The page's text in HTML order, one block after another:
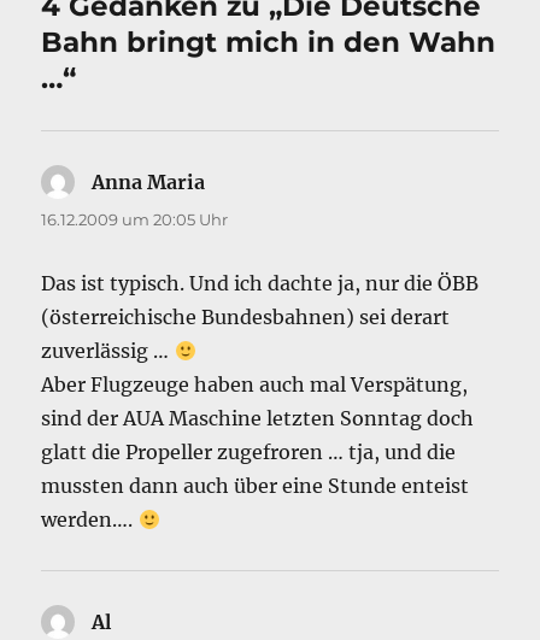
Bahn bringt mich in den Wahn
…“
Anna Maria
16.12.2009 um 20:05 Uhr
Das ist typisch. Und ich dachte ja, nur die ÖBB
(österreichische Bundesbahnen) sei derart
zuverlässig …
Aber Flugzeuge haben auch mal Verspätung,
sind der AUA Maschine letzten Sonntag doch
glatt die Propeller zugefroren … tja, und die
mussten dann auch über eine Stunde enteist
werden….
Al